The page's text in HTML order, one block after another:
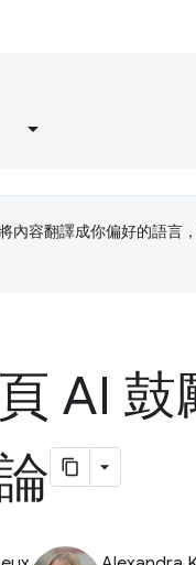
內容翻譯成你偏好的語言
AI